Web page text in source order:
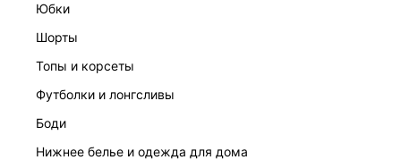
юбки
шорты
топы и корсеты
футболки и лонгсливы
боди
нижнее белье и одежда для дома